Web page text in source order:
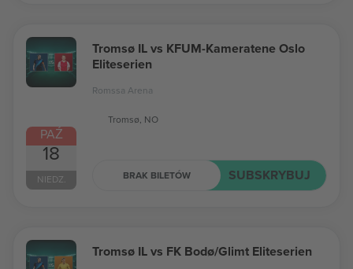
PAŹ
18
NIEDZ.
Tromsø IL vs KFUM-Kameratene Oslo
Eliteserien
Romssa Arena
Tromsø, NO
BRAK BILETÓW SUBSKRYBUJ
Tromsø IL vs FK Bodø/Glimt Eliteserien